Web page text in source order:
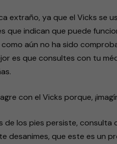
extraño, ya que el Vicks se
que indican que puede
como aún no ha sido
es que consultes con tu
con el Vicks porque,
de los pies persiste,
desanimes, que este es un